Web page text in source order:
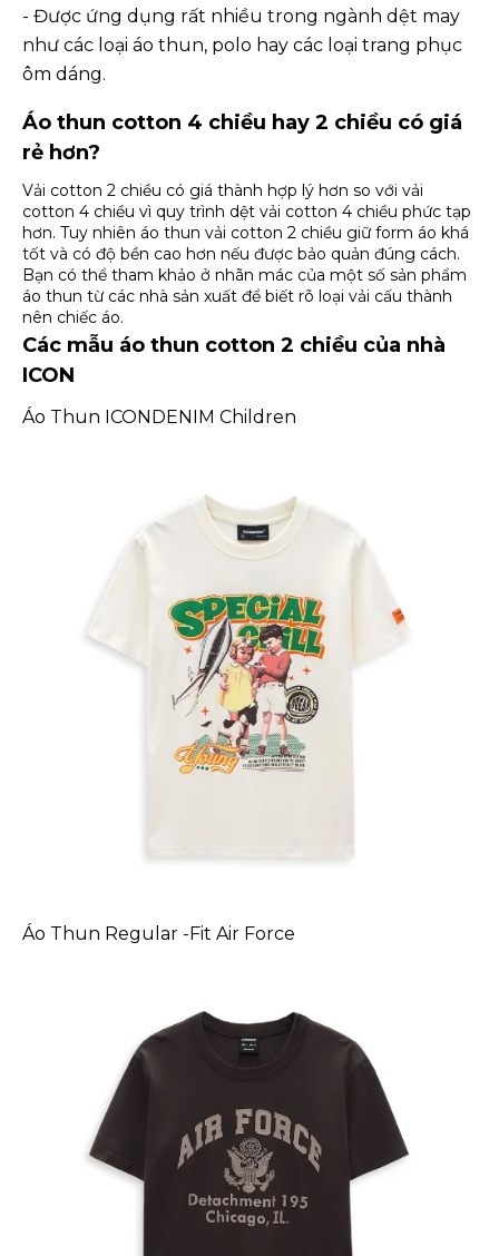
- Được ứng dụng rất nhiều trong ngành dệt may
như các loại áo thun, polo hay các loại trang phục
ôm dáng.
Áo thun cotton 4 chiều hay 2 chiều có giá
rẻ hơn?
Vải cotton 2 chiều có giá thành hợp lý hơn so với vải
cotton 4 chiều vì quy trình dệt vải cotton 4 chiều phức tạp
hơn. Tuy nhiên áo thun vải cotton 2 chiều giữ form áo khá
tốt và có độ bền cao hơn nếu được bảo quản đúng cách.
Bạn có thể tham khảo ở nhãn mác của một số sản phẩm
áo thun từ các nhà sản xuất để biết rõ loại vải cấu thành
nên chiếc áo.
Các mẫu áo thun cotton 2 chiều của nhà
ICON
Áo Thun ICONDENIM Children
Áo Thun Regular -Fit Air Force